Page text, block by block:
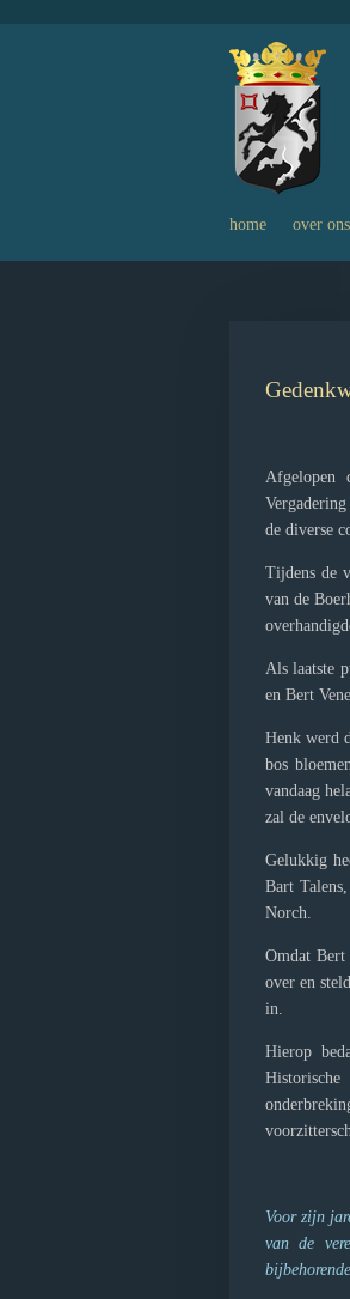
home over ons
Afgelopen
de diverse
Tijdens de
van de
Als laatste
en Bert
Henk werd
bos
vandaag
zal de
Gelukkig
Bart
Norch.
Omdat
over en
in.
Hierop
Voor zijn
van de